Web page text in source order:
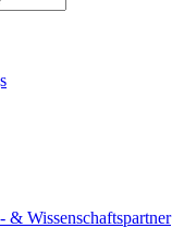
& Wissenschaftspartner